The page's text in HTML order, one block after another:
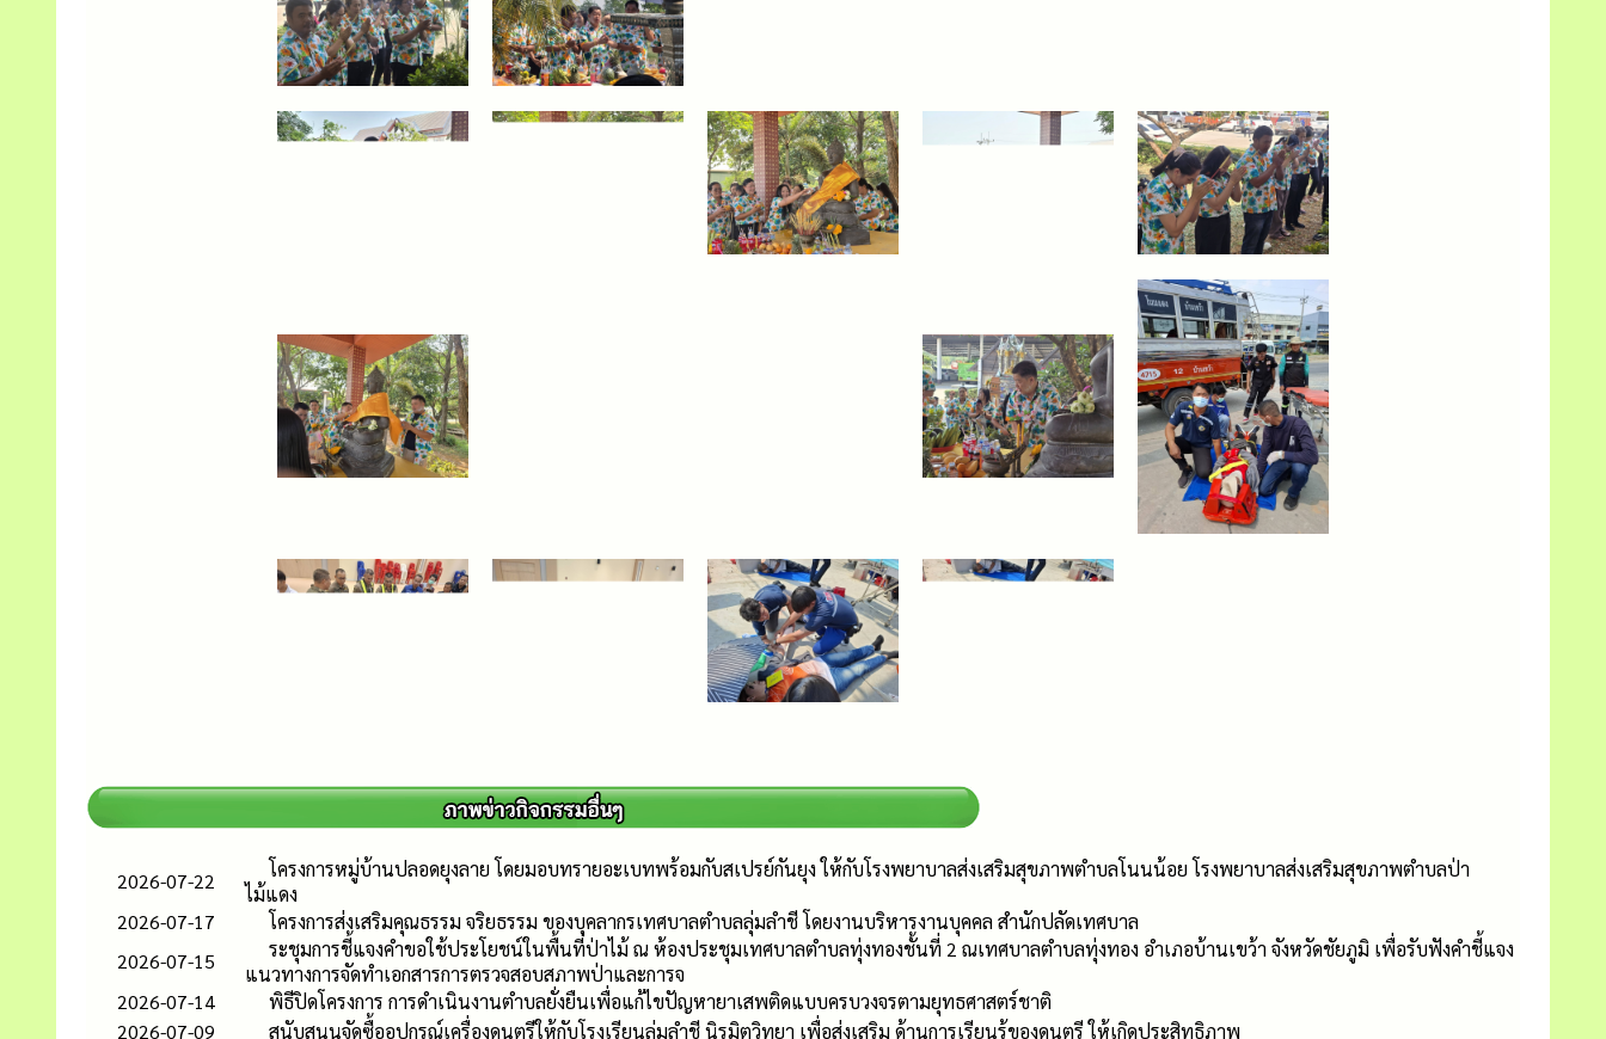
2026-07-22
โครงการหมู่บ้านปลอดยุงลาย โดยมอบทรายอะเบทพร้อมกับสเปรย์กันยุง ให้กับโรงพยาบาลส่งเสริมสุขภาพตำบลโนนน้อย โรงพยาบาลส่งเสริมสุขภาพตำบลป่า
ไม้แดง
2026-07-17
โครงการส่งเสริมคุณธรรม จริยธรรม ของบุคลากรเทศบาลตำบลลุ่มลำชี โดยงานบริหารงานบุคคล สำนักปลัดเทศบาล
2026-07-15
ระชุมการชี้แจงคำขอใช้ประโยชน์ในพื้นที่ป่าไม้ ณ ห้องประชุมเทศบาลตำบลทุ่งทองชั้นที่ 2 ณเทศบาลตำบลทุ่งทอง อำเภอบ้านเขว้า จังหวัดชัยภูมิ เพื่อรับฟังคำชี้แจง
แนวทางการจัดทำเอกสารการตรวจสอบสภาพป่าและการจ
2026-07-14
พิธีปิดโครงการ การดำเนินงานตำบลยั่งยืนเพื่อแก้ไขปัญหายาเสพติดแบบครบวงจรตามยุทธศาสตร์ชาติ
2026-07-09
สนับสนุนจัดซื้ออุปกรณ์เครื่องดนตรีให้กับโรงเรียนลุ่มลำชี นิรมิตวิทยา เพื่อส่งเสริม ด้านการเรียนรู้ของดนตรี ให้เกิดประสิทธิภาพ